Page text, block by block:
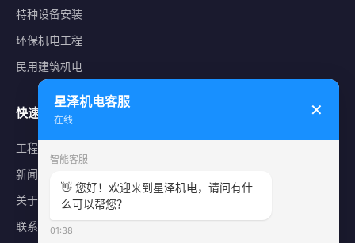
特种设备安装
环保机电工程
民用建筑机电
快速导航
工程案例
新闻中心
关于星泽
联系我们
星泽机电客服
在线
✕
智能客服
👋 您好！欢迎来到星泽机电，请问有什
么可以帮您？
01:38